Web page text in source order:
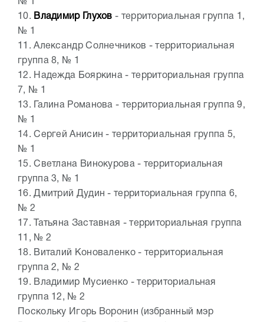
№ 1
10. Владимир Глухов - территориальная группа 1,
№ 1
11. Александр Солнечников - территориальная
группа 8, № 1
12. Надежда Бояркина - территориальная группа
7, № 1
13. Галина Романова - территориальная группа 9,
№ 1
14. Сергей Анисин - территориальная группа 5,
№ 1
15. Светлана Винокурова - территориальная
группа 3, № 1
16. Дмитрий Дудин - территориальная группа 6,
№ 2
17. Татьяна Заставная - территориальная группа
11, № 2
18. Виталий Коноваленко - территориальная
группа 2, № 2
19. Владимир Мусиенко - территориальная
группа 12, № 2
Поскольку Игорь Воронин (избранный мэр